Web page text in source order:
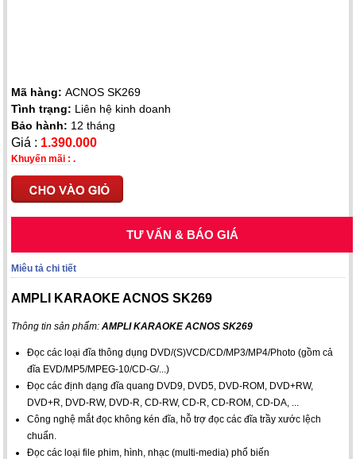
Mã hàng:ACNOS SK269
Tình trạng: Liên hệ kinh doanh
Bảo hành: 12 tháng
Giá : 1.390.000
Khuyến mãi : .
TƯ VẤN & BÁO GIÁ
Miêu tả chi tiết
AMPLI KARAOKE ACNOS SK269
Thông tin sản phẩm: AMPLI KARAOKE ACNOS SK269
Đọc các loại đĩa thông dụng DVD/(S)VCD/CD/MP3/MP4/Photo (gồm cả
đĩa EVD/MP5/MPEG-10/CD-G/...)
Đọc các định dạng đĩa quang DVD9, DVD5, DVD-ROM, DVD+RW,
DVD+R, DVD-RW, DVD-R, CD-RW, CD-R, CD-ROM, CD-DA, ...
Công nghệ mắt đọc không kén đĩa, hỗ trợ đọc các đĩa trầy xước lệch
chuẩn.
Đọc các loại file phim, hình, nhạc (multi-media) phổ biến